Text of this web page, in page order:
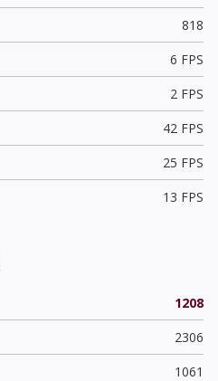
818
6 FPS
2 FPS
42 FPS
25 FPS
13 FPS
1208
2306
1061